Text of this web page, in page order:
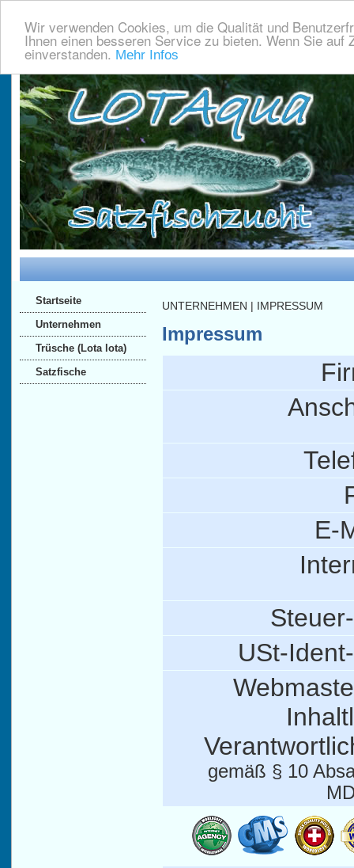
Wir verwenden Cookies, um die Qualität und
Ihnen einen besseren Service zu bieten. Wenn Sie
einverstanden. Mehr Infos
Startseite
Unternehmen
Trüsche (Lota lota)
Satzfische
UNTERNEHMEN | IMPRESSUM
Impressum
E-
USt-
gemäß § 10